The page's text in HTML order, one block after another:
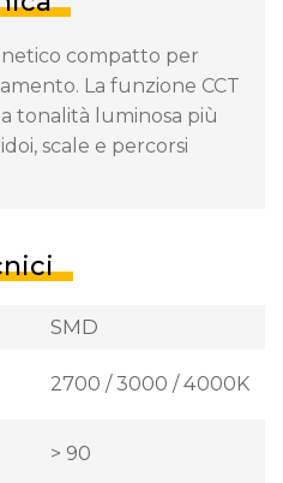
compatto per
La funzione CCT
tonalità luminosa più
scale e percorsi
SMD
2700 / 3000 / 4000K
> 90